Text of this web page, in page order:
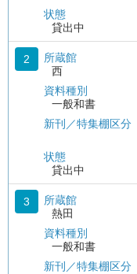
状態
貸出中
2
所蔵館
西
資料種別
一般和書
新刊／特集棚区分
状態
貸出中
3
所蔵館
熱田
資料種別
一般和書
新刊／特集棚区分